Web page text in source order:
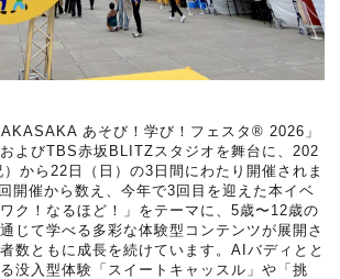
あそび！学び！フェスタ® 2026」
よびTBS赤坂BLITZスタジオを舞台に、202
から22日（日）の3日間にわたり開催されま
開催から数え、今年で3回目を迎えた本イベ
ク！なるほど！」をテーマに、5歳〜12歳の
じて学べる多彩な体験型コンテンツが展開さ
数ともに成長を続けています。AIバディとと
没入型体験「スイートキャッスル」や「挑